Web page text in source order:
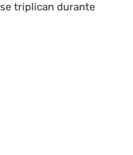
triplican durante